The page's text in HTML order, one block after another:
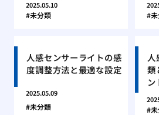
2025.05.10
未分類
人感センサーライトの感
度調整方法と最適な設定
2025.05.09
未分類
類
ン